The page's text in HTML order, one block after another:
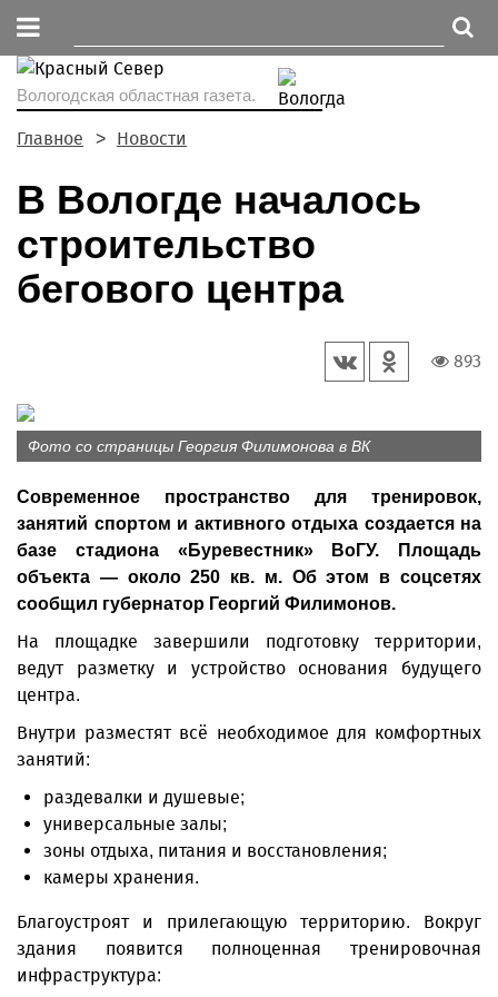
Вологодская областная газета.
Главное Новости
В Вологде началось
строительство
бегового центра
893
Фото со страницы Георгия Филимонова в ВК
Современное пространство для тренировок,
занятий спортом и активного отдыха создается на
базе стадиона «Буревестник» ВоГУ. Площадь
объекта — около 250 кв. м. Об этом в соцсетях
сообщил губернатор Георгий Филимонов.
На площадке завершили подготовку территории,
ведут разметку и устройство основания будущего
центра.
Внутри разместят всё необходимое для комфортных
занятий:
раздевалки и душевые;
универсальные залы;
зоны отдыха, питания и восстановления;
камеры хранения.
Благоустроят и прилегающую территорию. Вокруг
здания появится полноценная тренировочная
инфраструктура: